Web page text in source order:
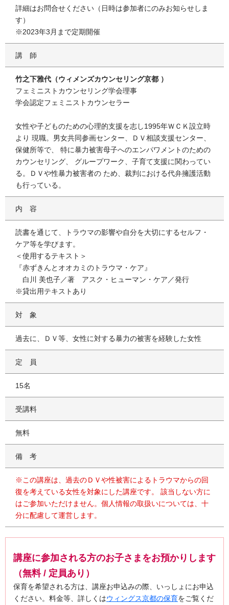
詳細はお問合せください（日時は参加者にのみお知らせしま
す）
※2023年3月まで定期開催
講師
竹之下雅代（ウィメンズカウンセリング京都 ）
フェミニストカウンセリング学会理事
学会認定フェミニストカウンセラー
女性や子どものための心理的支援を志し1995年ＷＣＫ設立時
より 現職。男女共同参画センター、ＤＶ相談支援センター、
保健所等で、 特に暴力被害母子へのエンパワメントのための
カウンセリング、 グループワーク、子育て支援に関わってい
る。ＤＶや性暴力被害者の ため、裁判における代弁擁護活動
も行っている。
内容
読書を通じて、トラウマの影響や自分を大切にするセルフ・
ケア等を学びます。
＜使用するテキスト＞
『赤ずきんとオオカミのトラウマ・ケア』
白川 美也子／著 アスク・ヒューマン・ケア／発行
※貸出用テキストあり
対象
過去に、ＤＶ等、女性に対する暴力の被害を経験した女性
定員
15名
受講料
無料
備考
※この講座は、過去のＤＶや性被害によるトラウマからの回
復を考えている女性を対象にした講座です。 該当しない方に
はご参加いただけません。個人情報の取扱いについては、十
分に配慮して運営します。
講座に参加される方のお子さまをお預かりします
（無料 / 定員あり）
保育を希望される方は、講座お申込みの際、いっしょにお申込
ください。料金等、詳しくはウィングス京都の保育をご覧くだ